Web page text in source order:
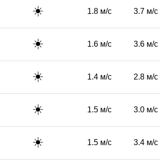
☀️ 1.8 м/с 3.7 м/с
☀️ 1.6 м/с 3.6 м/с
☀️ 1.4 м/с 2.8 м/с
☀️ 1.5 м/с 3.0 м/с
☀️ 1.5 м/с 3.4 м/с